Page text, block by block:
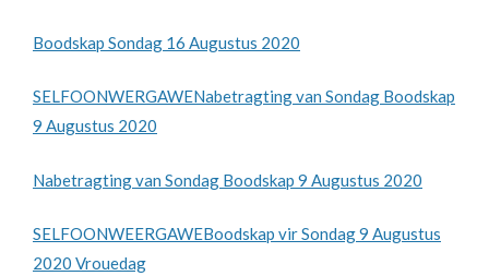
Boodskap Sondag 16 Augustus 2020
SELFOONWERGAWENabetragting van Sondag Boodskap
9 Augustus 2020
Nabetragting van Sondag Boodskap 9 Augustus 2020
SELFOONWEERGAWEBoodskap vir Sondag 9 Augustus
2020 Vrouedag